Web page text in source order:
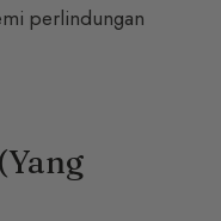
perlindungan